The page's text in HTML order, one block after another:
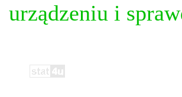
urządzeniu i